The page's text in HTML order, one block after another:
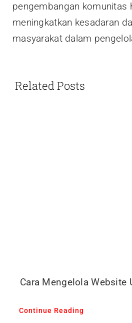
pengembangan komunitas
meningkatkan kesadaran
masyarakat dalam
Related Posts
Cara Mengelola Website
Continue Reading